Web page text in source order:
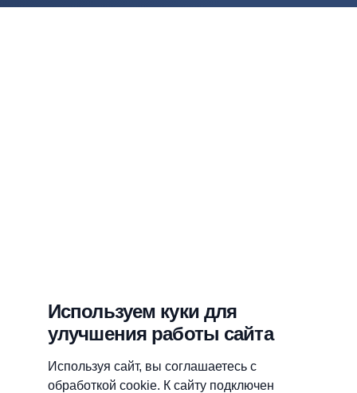
Используем куки для
улучшения работы сайта
Используя сайт, вы соглашаетесь с
обработкой cookie. К сайту подключен